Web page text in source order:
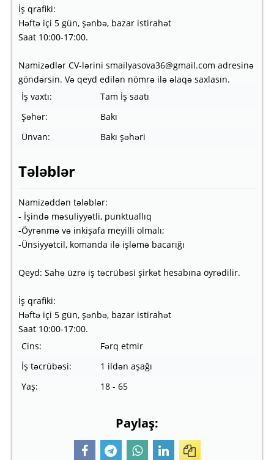
İş qrafiki:
Həftə içi 5 gün, şənbə, bazar istirahət
Saat 10:00-17:00.
Namizədlər CV-lərini smailyasova36@gmail.com adresinə
göndərsin. Və qeyd edilən nömrə ilə əlaqə saxlasın.
İş vaxtı:
Tam İş saatı
Şəhər:
Bakı
Ünvan:
Bakı şəhəri
Tələblər
Namizəddən tələblər:
- İşində məsuliyyətli, punktuallıq
-Öyrənmə və inkişafa meyilli olmalı;
-Ünsiyyətcil, komanda ilə işləmə bacarığı
Qeyd: Sahə üzrə iş təcrübəsi şirkət hesabına öyrədilir.
İş qrafiki:
Həftə içi 5 gün, şənbə, bazar istirahət
Saat 10:00-17:00.
Cins:
Fərq etmir
İş təcrübəsi:
1 ildən aşağı
Yaş:
18 - 65
Paylaş: